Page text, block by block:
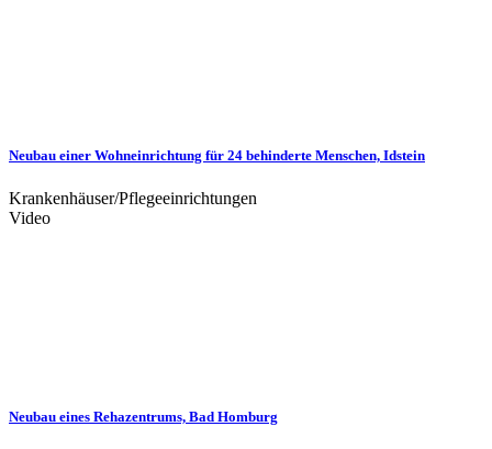
Neubau einer Wohneinrichtung für 24 behinderte Menschen, Idstein
Krankenhäuser/Pflegeeinrichtungen
Video
Neubau eines Rehazentrums, Bad Homburg